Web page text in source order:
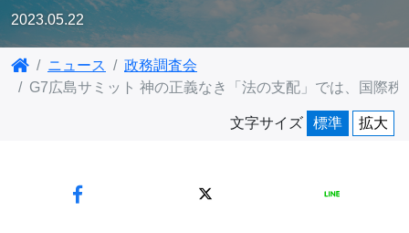
2023.05.22
ニュース
政務調査会
G7広島サミット 神の正義なき「法の支配」では、国際秩
文字サイズ 標準 拡大